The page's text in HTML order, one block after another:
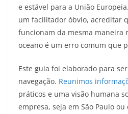
e estável para a União
um facilitador óbvio, acreditar
funcionam da mesma maneira
oceano é um erro comum que
Este guia foi elaborado para
navegação. Reunimos
práticos e uma visão humana
empresa, seja em São Paulo ou